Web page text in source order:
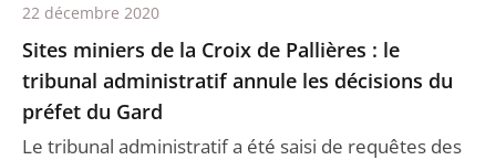
Sites miniers de la Croix de Pallières : le
tribunal administratif annule les décisions du
préfet du Gard
Le tribunal administratif a été saisi de requêtes des
22 décembre 2020